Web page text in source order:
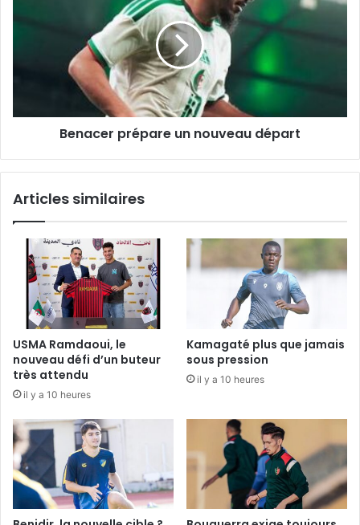
Benacer prépare un nouveau départ
Articles similaires
USMA Ramdaoui, le
nouveau défi d’un buteur
très attendu
il y a 10 heures
Kamagaté plus que jamais
sous pression
il y a 10 heures